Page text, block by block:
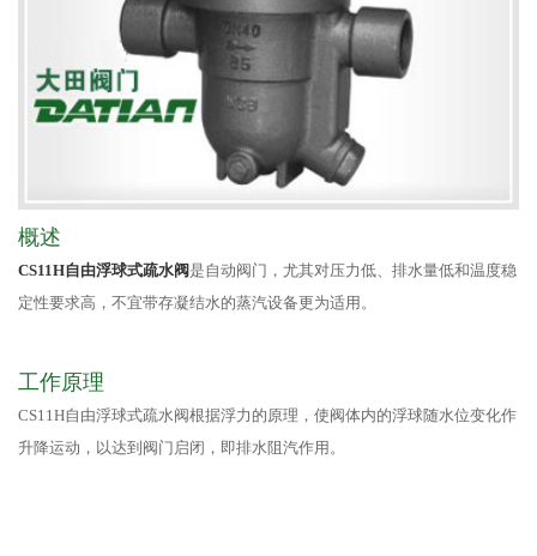
概述
CS11H自由浮球式疏水阀是自动阀门，尤其对压力低、排水量低和温度稳
定性要求高，不宜带存凝结水的蒸汽设备更为适用。
工作原理
CS11H自由浮球式疏水阀根据浮力的原理，使阀体内的浮球随水位变化作
升降运动，以达到阀门启闭，即排水阻汽作用。